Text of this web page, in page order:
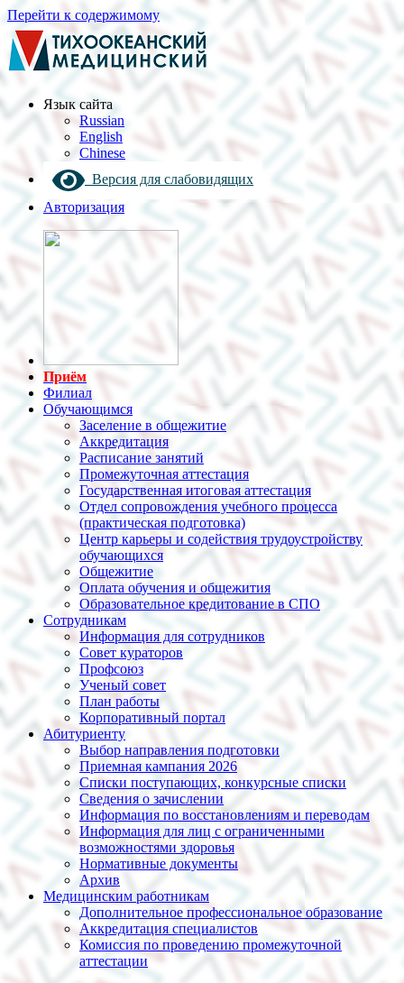
Перейти к содержимому
Язык cайта
Russian
English
Chinese
Версия для слабовидящих
Авторизация
Приём
Филиал
Обучающимся
Заселение в общежитие
Аккредитация
Расписание занятий
Промежуточная аттестация
Государственная итоговая аттестация
Отдел сопровождения учебного процесса
(практическая подготовка)
Центр карьеры и содействия трудоустройству
обучающихся
Общежитие
Оплата обучения и общежития
Образовательное кредитование в СПО
Сотрудникам
Информация для сотрудников
Совет кураторов
Профсоюз
Ученый совет
План работы
Корпоративный портал
Абитуриенту
Выбор направления подготовки
Приемная кампания 2026
Списки поступающих, конкурсные списки
Сведения о зачислении
Информация по восстановлениям и переводам
Информация для лиц с ограниченными
возможностями здоровья
Нормативные документы
Архив
Медицинским работникам
Дополнительное профессиональное образование
Аккредитация специалистов
Комиссия по проведению промежуточной
аттестации